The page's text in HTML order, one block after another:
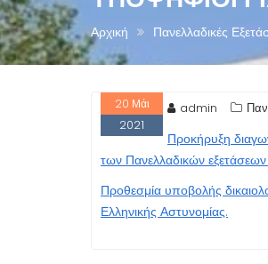
Αρχική Πανελλαδικές
20 Μάι
2021
admin
Προκήρυξη
των Πανελλαδικών
Προθεσμία υποβολής
Ελληνικής Αστυνομίας.